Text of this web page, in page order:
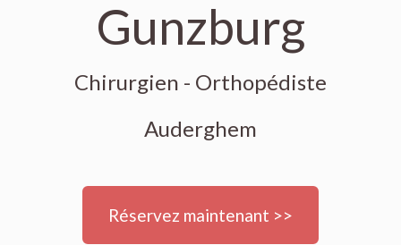
Gunzburg
Chirurgien - Orthopédiste
Auderghem
Réservez maintenant >>